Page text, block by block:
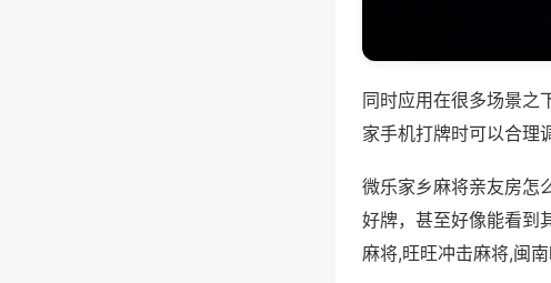
同时应用在很多场景之
家手机打牌时可以合理
微乐家乡麻将亲友房怎
好牌，甚至好像能看到
麻将,旺旺冲击麻将,闽